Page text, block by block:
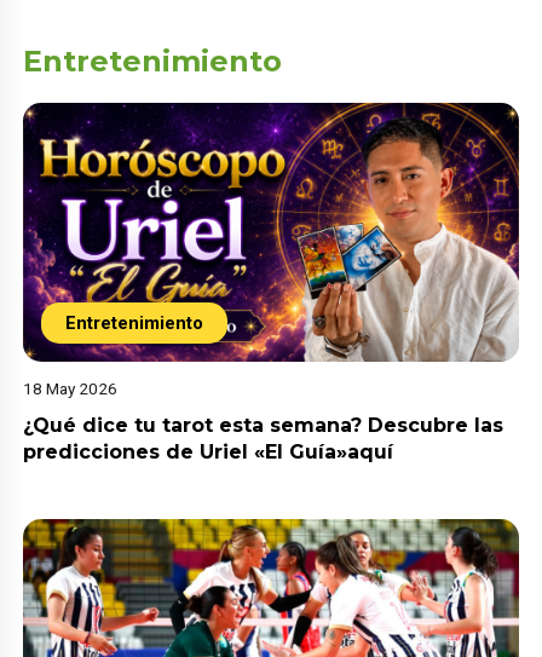
Entretenimiento
Entretenimiento
18 May 2026
¿Qué dice tu tarot esta semana? Descubre las
predicciones de Uriel «El Guía»aquí